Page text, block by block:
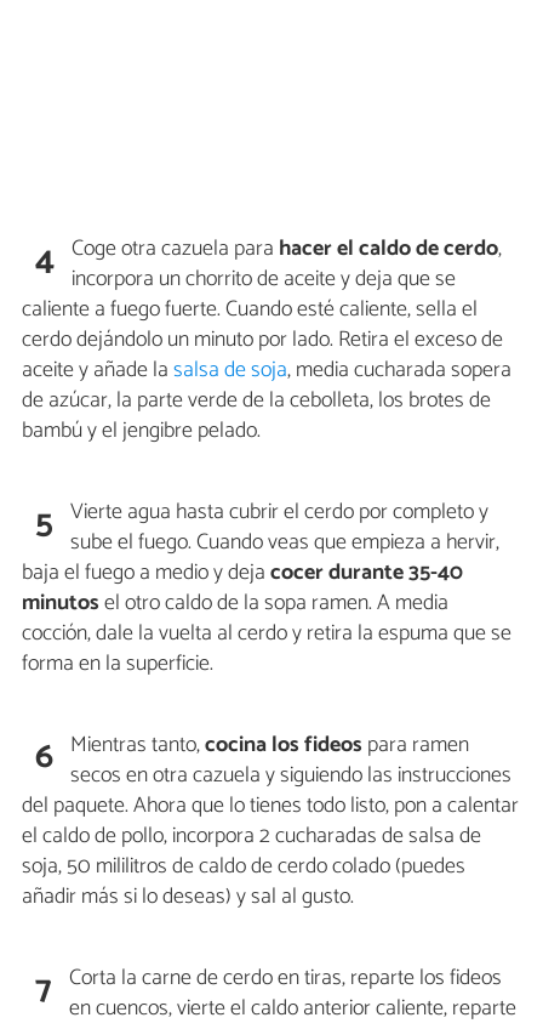
4 Coge otra cazuela para hacer el caldo de cerdo,
incorpora un chorrito de aceite y deja que se
caliente a fuego fuerte. Cuando esté caliente, sella el
cerdo dejándolo un minuto por lado. Retira el exceso de
aceite y añade lasalsa de soja, media cucharada sopera
de azúcar, la parte verde de la cebolleta, los brotes de
bambú y el jengibre pelado.
5 Vierte agua hasta cubrir el cerdo por completo y
sube el fuego. Cuando veas que empieza a hervir,
baja el fuego a medio y dejacocer durante 35-40
minutosel otro caldo de la sopa ramen. A media
cocción, dale la vuelta al cerdo y retira la espuma que se
forma en la superficie.
6 Mientras tanto,cocina los fideos para ramen
secos en otra cazuela y siguiendo las instrucciones
del paquete. Ahora que lo tienes todo listo, pon a calentar
el caldo de pollo, incorpora 2 cucharadas de salsa de
soja, 50 mililitros de caldo de cerdo colado (puedes
añadir más si lo deseas) y sal al gusto.
7 Corta la carne de cerdo en tiras, reparte los fideos
en cuencos, vierte el caldo anterior caliente, reparte